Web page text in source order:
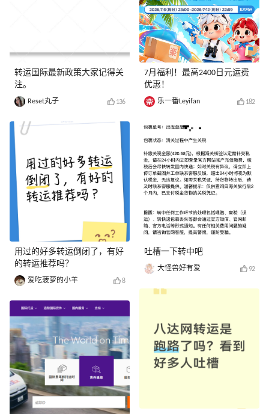
转运国际最新政策大家记得关
注。
Reset丸子 136
用过的好多转运倒闭了，有好
的转运推荐吗？
爱吃菠萝的小羊 8
7月福利！最高2400日元运费
优惠！
乐一番Leyifan 182
吐槽一下转中吧
大怪兽好有爱 92